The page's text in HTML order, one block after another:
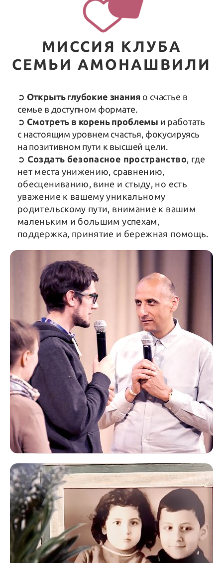
МИССИЯ КЛУБА
СЕМЬИ АМОНАШВИЛИ
➲ Открыть глубокие знания о счастье в
семье в доступном формате.
➲ Смотреть в корень проблемы и работать
с настоящим уровнем счастья, фокусируясь
на позитивном пути к высшей цели.
➲ Создать безопасное пространство, где
нет места унижению, сравнению,
обесцениванию, вине и стыду, но есть
уважение к вашему уникальному
родительскому пути, внимание к вашим
маленьким и большим успехам,
поддержка, принятие и бережная помощь.